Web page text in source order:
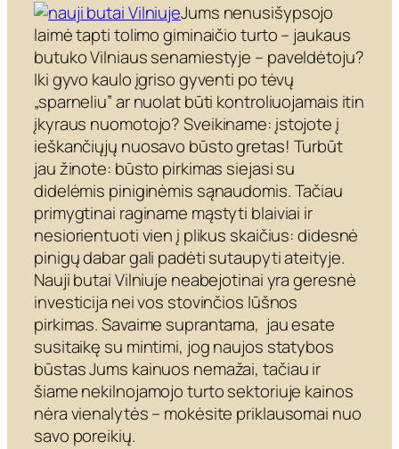
Jums nenusišypsojo
laimė tapti tolimo giminaičio turto – jaukaus
butuko Vilniaus senamiestyje – paveldėtoju?
Iki gyvo kaulo įgriso gyventi po tėvų
„sparneliu” ar nuolat būti kontroliuojamais itin
įkyraus nuomotojo? Sveikiname: įstojote į
ieškančiųjų nuosavo būsto gretas! Turbūt
jau žinote: būsto pirkimas siejasi su
didelėmis piniginėmis sąnaudomis. Tačiau
primygtinai raginame mąstyti blaiviai ir
nesiorientuoti vien į plikus skaičius: didesnė
pinigų dabar gali padėti sutaupyti ateityje.
Nauji butai Vilniuje neabejotinai yra geresnė
investicija nei vos stovinčios lūšnos
pirkimas. Savaime suprantama, jau esate
susitaikę su mintimi, jog naujos statybos
būstas Jums kainuos nemažai, tačiau ir
šiame nekilnojamojo turto sektoriuje kainos
nėra vienalytės – mokėsite priklausomai nuo
savo poreikių.